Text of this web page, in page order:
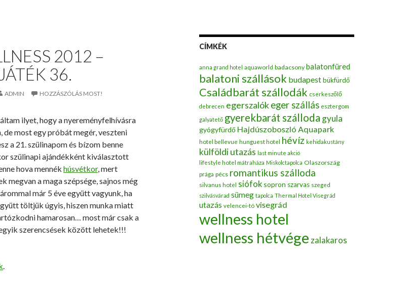
2012 –
36.
ADMIN HOZZÁSZÓLÁS MOST!
ilyet, hogy a nyereményfelhívásra
de most egy próbát megér, veszteni
a 21. szülinapom és bízom benne
szülinapi ajándékként kiválasztott
hova mennék húsvétkor, mert
megvan a maga szépsége, sajnos még
már 5 éve együtt vagyunk, ha
töltjük úgyis, hiszen munka miatt
hamarosan… most már csak a
szerencsések között lehetek!!!
.
CÍMKÉK
anna grand hotel aquaworld badacsony balatonfüred
balatoni szállások budapestbükfürdő
Családbarát szállodák cserkeszőlő
debrecen egerszalókeger szállás esztergom
galyatető gyerekbarát szálloda gyula
gyógyfürdő Hajdúszoboszló Aquapark
hotel bellevue hunguest hotel hévíz kehidakustány
külföldi utazás last minute akció
lifestyle hotel mátraháza Miskolctapolca Olaszország
prága pécs romantikus szálloda
silvanus hotel siófok sopron szarvas szeged
szilvásvárad sümeg tapolca Thermal Hotel Visegrád
utazás velencei-tó visegrád
wellness hotel
wellness hétvége zalakaros